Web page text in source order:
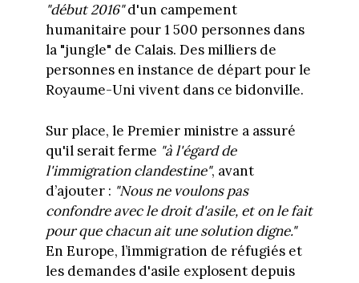
"début 2016"d'un campement
humanitaire pour 1 500 personnes dans
la "jungle" de Calais. Des milliers de
personnes en instance de départ pour le
Royaume-Uni vivent dans ce bidonville.
Sur place, le Premier ministre a assuré
qu'il serait ferme "à l'égard de
l'immigration clandestine", avant
d’ajouter : "Nous ne voulons pas
confondre avec le droit d'asile, et on le fait
pour que chacun ait une solution digne."
En Europe, l’immigration de réfugiés et
les demandes d'asile explosent depuis